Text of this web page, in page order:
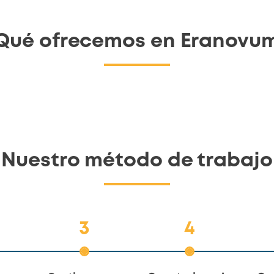
ofrecemos en
Nuestro método de trabajo
3 4